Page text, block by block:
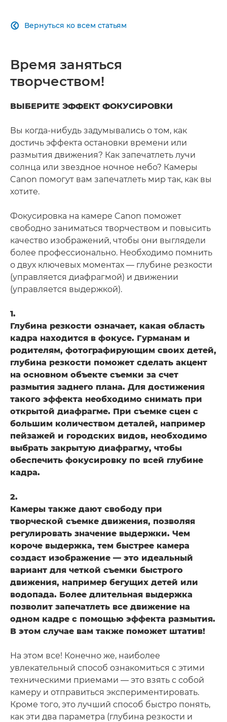
Вернуться ко всем статьям

Время заняться
творчеством!
ВЫБЕРИТЕ ЭФФЕКТ ФОКУСИРОВКИ
Вы когда-нибудь задумывались о том, как
достичь эффекта остановки времени или
размытия движения? Как запечатлеть лучи
солнца или звездное ночное небо? Камеры
Canon помогут вам запечатлеть мир так, как вы
хотите.
Фокусировка на камере Canon поможет
свободно заниматься творчеством и повысить
качество изображений, чтобы они выглядели
более профессионально. Необходимо помнить
о двух ключевых моментах — глубине резкости
(управляется диафрагмой) и движении
(управляется выдержкой).
1.
Глубина резкости означает, какая область
кадра находится в фокусе. Гурманам и
родителям, фотографирующим своих детей,
глубина резкости поможет сделать акцент
на основном объекте съемки за счет
размытия заднего плана. Для достижения
такого эффекта необходимо снимать при
открытой диафрагме. При съемке сцен с
большим количеством деталей, например
пейзажей и городских видов, необходимо
выбрать закрытую диафрагму, чтобы
обеспечить фокусировку по всей глубине
кадра.
2.
Камеры также дают свободу при
творческой съемке движения, позволяя
регулировать значение выдержки. Чем
короче выдержка, тем быстрее камера
создаст изображение — это идеальный
вариант для четкой съемки быстрого
движения, например бегущих детей или
водопада. Более длительная выдержка
позволит запечатлеть все движение на
одном кадре с помощью эффекта размытия.
В этом случае вам также поможет штатив!
На этом все! Конечно же, наиболее
увлекательный способ ознакомиться с этими
техническими приемами — это взять с собой
камеру и отправиться экспериментировать.
Кроме того, это лучший способ быстро понять,
как эти два параметра (глубина резкости и